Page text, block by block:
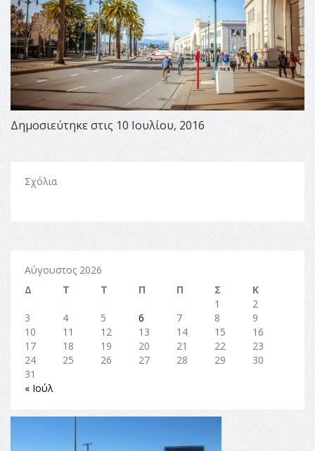
Δημοσιεύτηκε στις 10 Ιουλίου, 2016
Σχόλια
Αύγουστος 2026
Δ
Τ Τ Π Π Σ
Κ
1
2
3
4 5 6 7 8
9
10
11 12 13 14 15
16
17
18 19 20 21 22
23
24
25 26 27 28 29
30
31
« Ιούλ